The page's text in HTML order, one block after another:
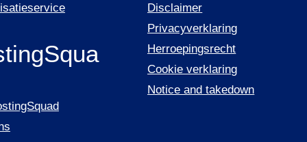
Disclaimer
Privacyverklaring
Herroepingsrecht
Cookie verklaring
Notice and takedown